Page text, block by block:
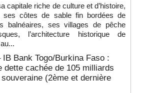
capitale riche de culture et d’histoire,
ses côtes de sable fin bordées de
balnéaires, ses villages de pêche
l’architecture historique de
IB Bank Togo/Burkina Faso :
dette cachée de 105 milliards
(2ème et dernière